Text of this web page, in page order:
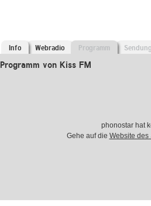
Info Webradio Programm
Programm von Kiss FM
phonostar hat
Gehe auf die Website des